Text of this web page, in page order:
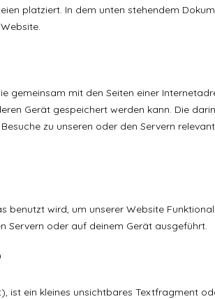
platziert. In dem unten stehendem
gemeinsam mit den Seiten einer
Gerät gespeichert werden kann. Die
zu unseren oder den Servern
benutzt wird, um unserer Website
Servern oder auf deinem Gerät ausgeführt.
ist ein kleines unsichtbares Textfragment